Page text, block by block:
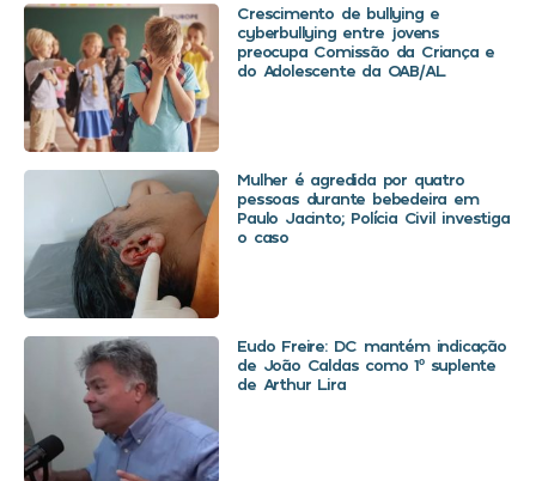
Crescimento de bullying e
cyberbullying entre jovens
preocupa Comissão da Criança e
do Adolescente da OAB/AL
Mulher é agredida por quatro
pessoas durante bebedeira em
Paulo Jacinto; Polícia Civil investiga
o caso
Eudo Freire: DC mantém indicação
de João Caldas como 1º suplente
de Arthur Lira